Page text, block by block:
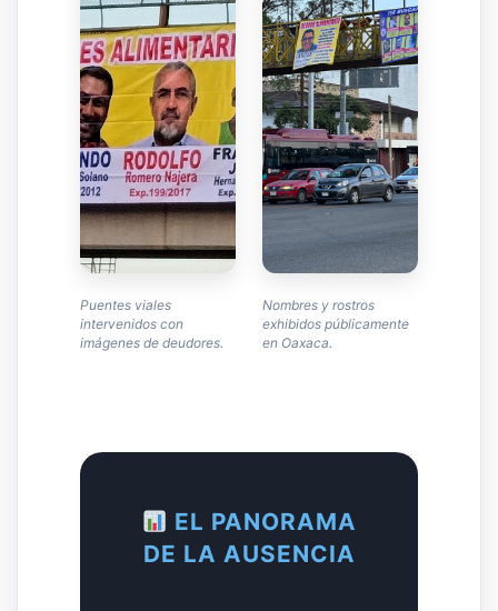
Puentes viales
intervenidos con
imágenes de deudores.
Nombres y rostros
exhibidos públicamente
en Oaxaca.
EL PANORAMA
DE LA AUSENCIA